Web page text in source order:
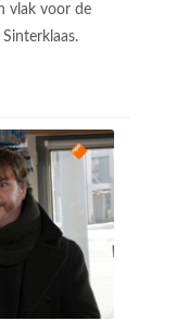
vlak voor de